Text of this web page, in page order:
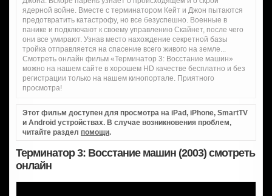
ядерной войне. Вместе с терминатором Кейт и Джон пытаются
предотвратить катастрофу, но все безуспешно. Военные в
панике и подключают к своему управлению Скайнет, после чего
они все умирают. Узнав место нахождение секретной базы
тройка отправляется на спасение всего живого на земле...
Смотреть онлайн фильм «Терминатор 3: Восстание машин»
можно на нашем сайте в хорошем HD качестве бесплатно и без
регистрации только на нашем кинопортале. Приятного
просмотра!
Этот фильм доступен для просмотра на iPad, iPhone, SmartTV
и Android устройствах. В случае возникновения проблем,
читайте раздел помощи.
Терминатор 3: Восстание машин (2003) смотреть
онлайн